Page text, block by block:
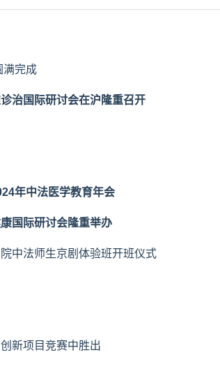
满完成
治国际研讨会在沪隆重召开
年中法医学教育年会
国际研讨会隆重举办
中法师生京剧体验班开班仪式
新项目竞赛中胜出